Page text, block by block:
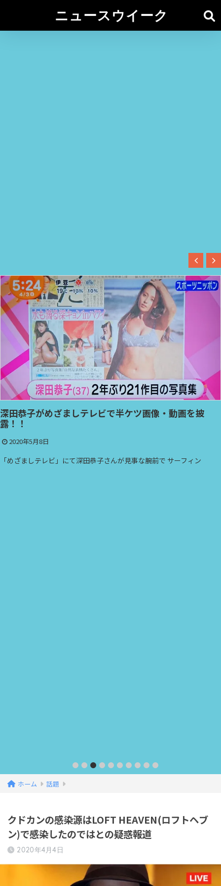
ニュースウイーク
深田恭子がめざましテレビで半ケツ画像・動画を披
露！！
2020年5月8日
「めざましテレビ」にて深田恭子さんが見事な腕前で サーフィン
ホーム 話題
クドカンの感染源はLOFT HEAVEN(ロフトヘブ
ン)で感染したのではとの疑惑報道
2020年4月4日